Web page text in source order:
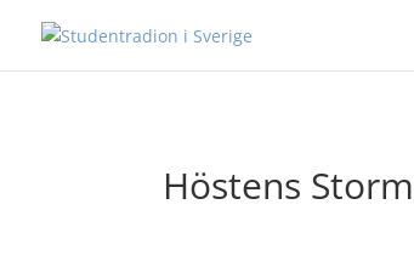
Höstens